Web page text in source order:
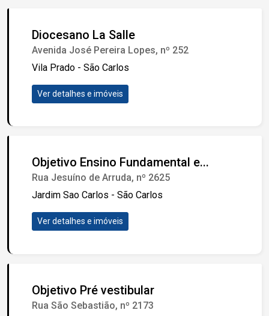
Diocesano La Salle
Avenida José Pereira Lopes, nº 252
Vila Prado - São Carlos
Ver detalhes e imóveis
Objetivo Ensino Fundamental e...
Rua Jesuíno de Arruda, nº 2625
Jardim Sao Carlos - São Carlos
Ver detalhes e imóveis
Objetivo Pré vestibular
Rua São Sebastião, nº 2173